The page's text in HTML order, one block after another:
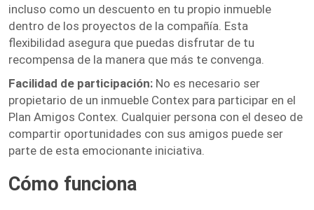
incluso como un descuento en tu propio inmueble
dentro de los proyectos de la compañía. Esta
flexibilidad asegura que puedas disfrutar de tu
recompensa de la manera que más te convenga.
Facilidad de participación: No es necesario ser
propietario de un inmueble Contex para participar en el
Plan Amigos Contex. Cualquier persona con el deseo de
compartir oportunidades con sus amigos puede ser
parte de esta emocionante iniciativa.
Cómo funciona